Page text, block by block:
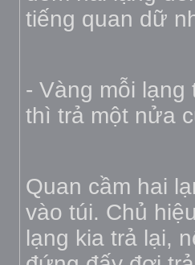
tiếng quan dữ
- Vàng mỗi
thì trả một nửa
Quan cầm hai
vào túi. Chủ
lạng kia trả lại,